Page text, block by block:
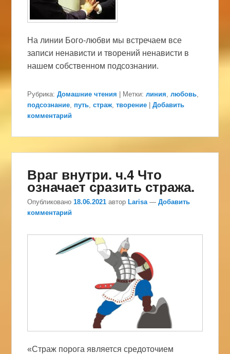
На линии Бого-любви мы встречаем все
записи ненависти и творений ненависти в
нашем собственном подсознании.
Рубрика: Домашние чтения | Метки: линия ,любовь
подсознание путь ,страж ,творение |Добавить
комментарий
Враг внутри. ч.4 Что
означает сразить стража.
Опубликовано18.06.2021 автор Larisa —Добавить
комментарий
«Страж порога является средоточием